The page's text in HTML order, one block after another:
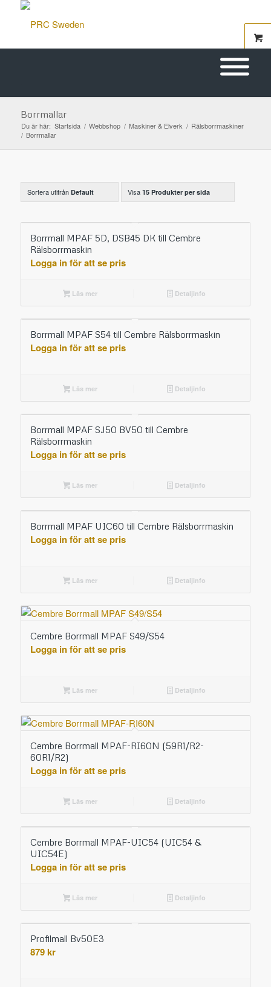
Borrmallar
Du är här: Startsida / Webbshop / Maskiner & Elverk / Rälsborrmaskiner
/ Borrmallar
Sortera utifrån Default Visa 15 Produkter per sida
Borrmall MPAF 5D, DSB45 DK till Cembre
Rälsborrmaskin
Logga in för att se pris
Läs mer Detaljinfo
Borrmall MPAF S54 till Cembre Rälsborrmaskin
Logga in för att se pris
Läs mer Detaljinfo
Borrmall MPAF SJ50 BV50 till Cembre
Rälsborrmaskin
Logga in för att se pris
Läs mer Detaljinfo
Borrmall MPAF UIC60 till Cembre Rälsborrmaskin
Logga in för att se pris
Läs mer Detaljinfo
Cembre Borrmall MPAF S49/S54
Logga in för att se pris
Läs mer Detaljinfo
Cembre Borrmall MPAF-RI60N (59R1/R2-
60R1/R2)
Logga in för att se pris
Läs mer Detaljinfo
Cembre Borrmall MPAF-UIC54 (UIC54 &
UIC54E)
Logga in för att se pris
Läs mer Detaljinfo
Profilmall Bv50E3
879kr